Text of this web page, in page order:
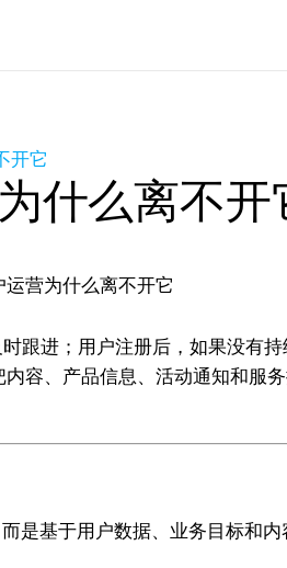
开它
什么离不开
跟进；用户注册后，如果没有
容、产品信息、活动通知和服
是基于用户数据、业务目标和